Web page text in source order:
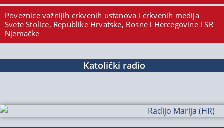
Poveznice važnijih crkvenih ustanova i crkvenih medija
Svete Stolice, Republike Hrvatske, Bosne i Hercegovine i SR
Njemačke
Katolički radio